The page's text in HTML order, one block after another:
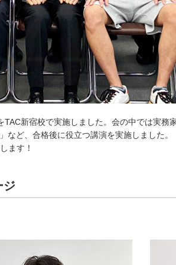
新宿校で実施しました。会の中では実務
ど、合格後に役立つ講演を実施しました。
ます！
ジ